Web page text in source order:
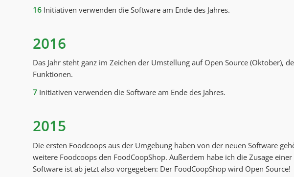
16 Initiativen verwenden die Software am Ende des Jahres.
2016
Das Jahr steht ganz im Zeichen der Umstellung auf Open Source (Oktober),
Funktionen.
7 Initiativen verwenden die Software am Ende des Jahres.
2015
Die ersten Foodcoops aus der Umgebung haben von der neuen Software
weitere Foodcoops den FoodCoopShop. Außerdem habe ich die Zusage
Software ist ab jetzt also vorgegeben: Der FoodCoopShop wird Open Source!